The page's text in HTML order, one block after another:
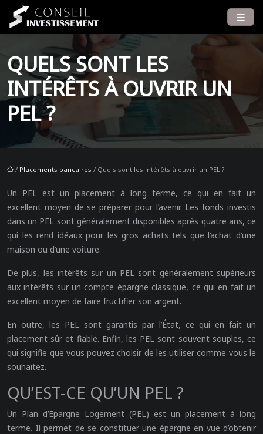
QUELS SONT LES
INTÉRÊTS À OUVRIR UN
PEL ?
/ Placements bancaires / Quels sont les intérêts à ouvrir un PEL ?
Un PEL est un placement à long terme, ce qui en fait un
excellent moyen de se préparer pour l’avenir. Les fonds investis
dans un PEL sont généralement disponibles après quatre ans, ce
qui les rend idéaux pour les gros achats tels que l’achat d’une
maison ou d’une voiture.
De plus, les intérêts sur un PEL sont généralement supérieurs
aux intérêts sur un compte épargne classique, ce qui en fait un
excellent moyen de faire fructifier son argent.
En outre, les PEL sont garantis par l’État, ce qui en fait un
placement sûr et fiable. Enfin, les PEL sont souvent souples, ce
qui signifie que vous pouvez choisir de les utiliser comme vous le
souhaitez.
QU’EST-CE QU’UN PEL ?
Un Plan d’Epargne Logement (PEL) est un placement à long
terme. Il permet de se constituer une épargne en vue d’obtenir